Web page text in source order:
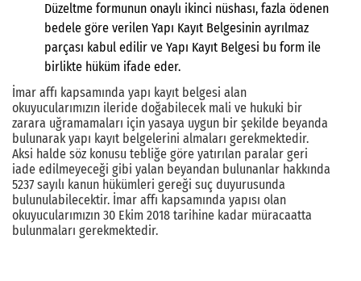
Düzeltme formunun onaylı ikinci nüshası, fazla ödenen
bedele göre verilen Yapı Kayıt Belgesinin ayrılmaz
parçası kabul edilir ve Yapı Kayıt Belgesi bu form ile
birlikte hüküm ifade eder.
İmar affı kapsamında yapı kayıt belgesi alan
okuyucularımızın ileride doğabilecek mali ve hukuki bir
zarara uğramamaları için yasaya uygun bir şekilde beyanda
bulunarak yapı kayıt belgelerini almaları gerekmektedir.
Aksi halde söz konusu tebliğe göre yatırılan paralar geri
iade edilmeyeceği gibi yalan beyandan bulunanlar hakkında
5237 sayılı kanun hükümleri gereği suç duyurusunda
bulunulabilecektir. İmar affı kapsamında yapısı olan
okuyucularımızın 30 Ekim 2018 tarihine kadar müracaatta
bulunmaları gerekmektedir.